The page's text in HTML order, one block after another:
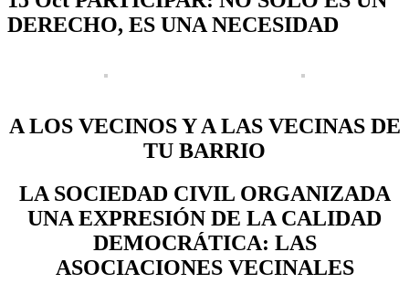
DERECHO, ES UNA NECESIDAD
A LOS VECINOS Y A LAS VECINAS DE
TU BARRIO
LA SOCIEDAD CIVIL ORGANIZADA
UNA EXPRESIÓN DE LA CALIDAD
DEMOCRÁTICA: LAS
ASOCIACIONES VECINALES